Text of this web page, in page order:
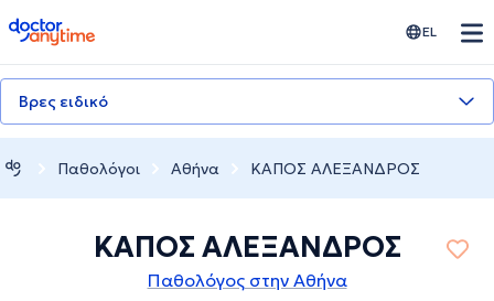
doctoranytime EL
Βρες ειδικό
Παθολόγοι Αθήνα ΚΑΠΟΣ ΑΛΕΞΑΝΔΡΟΣ
ΚΑΠΟΣ ΑΛΕΞΑΝΔΡΟΣ
Παθολόγος στην Αθήνα